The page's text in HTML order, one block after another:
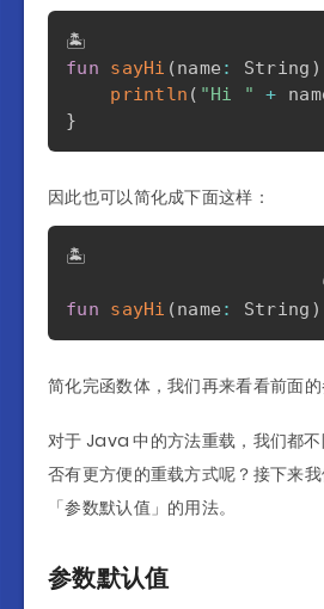
fun
sayHi (name : String )
println ( "Hi " +
}
因此也可以简化成下面这样：
🏝️
fun
sayHi (name : String )
简化完函数体，我们再来看看前面的
对于 Java 中的方法重载，我们都
否有更方便的重载方式呢？接下来
「参数默认值」的用法。
参数默认值